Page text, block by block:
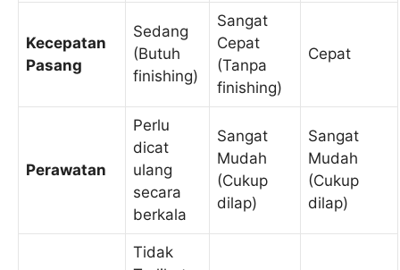
Kecepatan
Pasang
Sedang
(Butuh
finishing)
Sangat
Cepat
(Tanpa
finishing)
Cepat
Perawatan
Perlu
dicat
ulang
secara
berkala
Sangat
Mudah
(Cukup
dilap)
Sangat
Mudah
(Cukup
dilap)
Tidak